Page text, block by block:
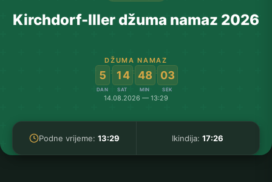
Kirchdorf-Iller džuma namaz 2026
DŽUMA NAMAZ
5
DAN
: 14
SAT
: 48
MIN
: 02
SEK
14.08.2026 — 13:29
Podne vrijeme: 13:29 Ikindija:17:26